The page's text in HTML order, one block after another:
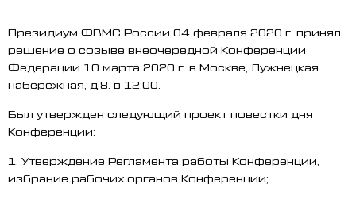
Президиум ФВМС России 04 февраля 2020 г. принял
решение о созыве внеочередной Конференции
Федерации 10 марта 2020 г. в Москве, Лужнецкая
набережная, д.8. в 12:00.
Был утвержден следующий проект повестки дня
Конференции:
1. Утверждение Регламента работы Конференции,
избрание рабочих органов Конференции;